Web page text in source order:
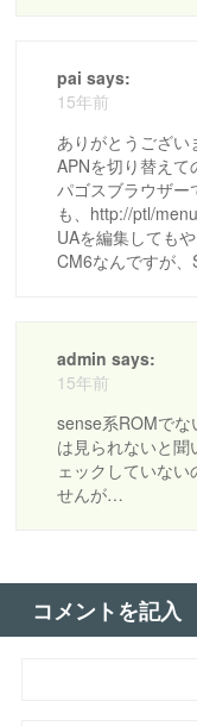
pai says:
15年前
ありがとうござい
APNを切り替え
パゴスブラウザー
も、http://ptl/
UAを編集しても
CM6なんですが
admin says:
15年前
sense系ROMでな
は見られないと
ェックしていな
せんが…
コメントを記入